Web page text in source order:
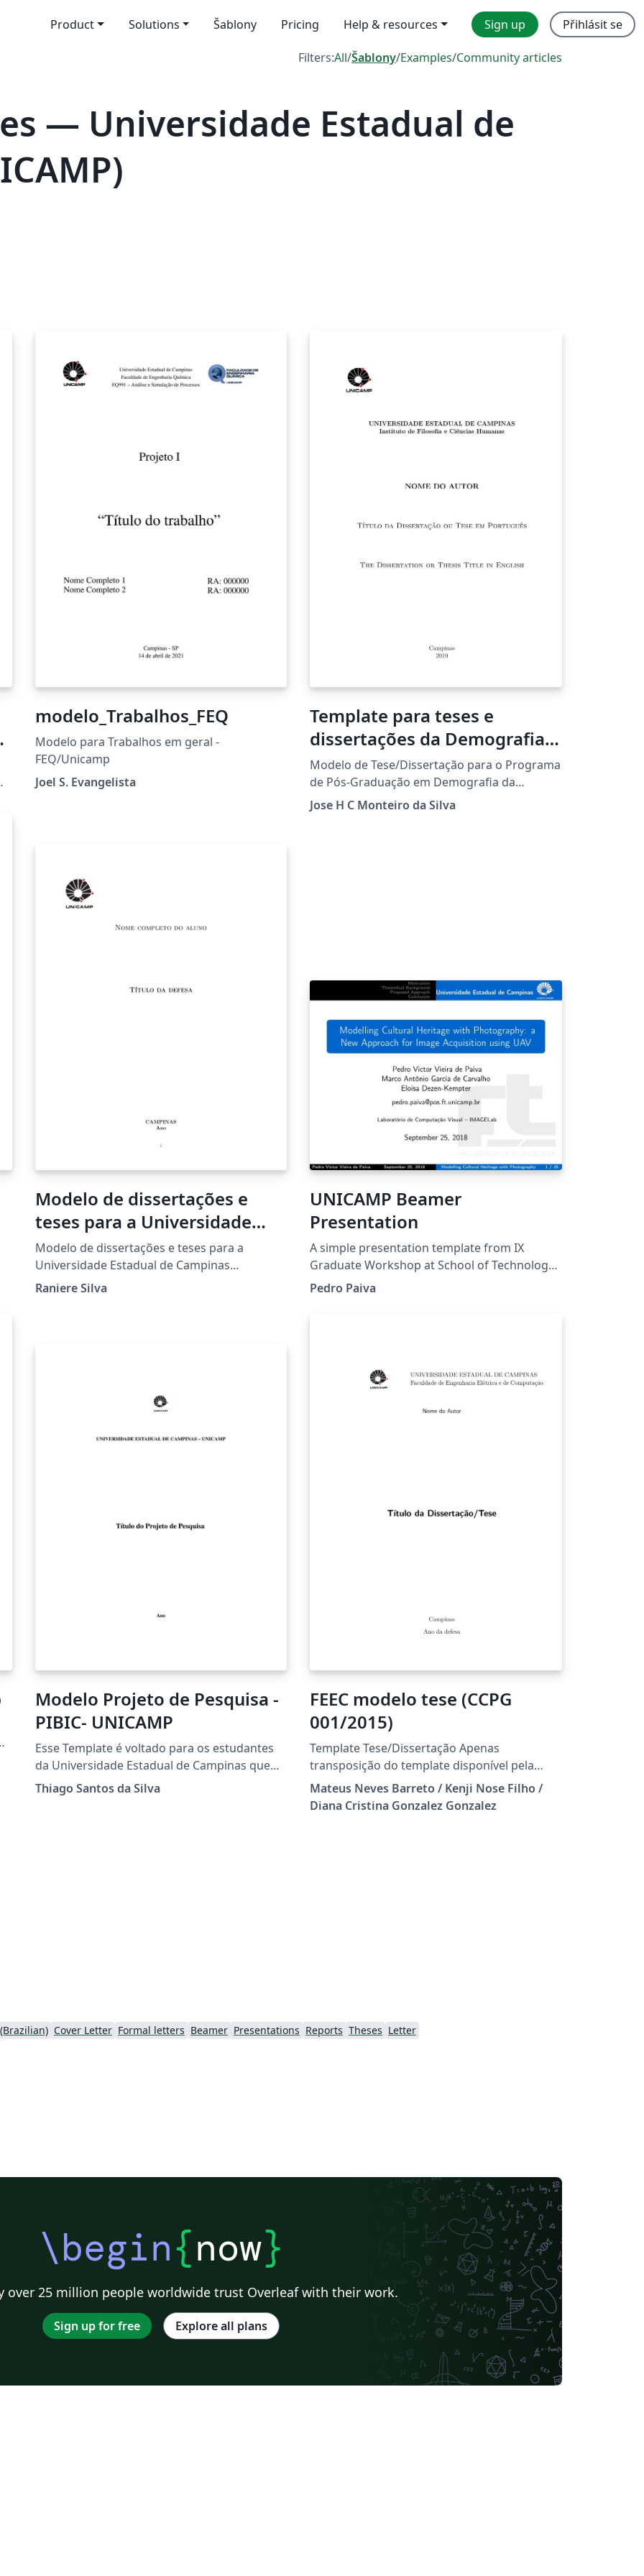
Product Solutions Šablony Pricing Help & resources Sign up Přihlásit se
Filters:All/Šablony/Examples/Community articles
— Universidade Estadual de
modelo_Trabalhos_FEQ
Modelo para Trabalhos em geral -
FEQ/Unicamp
Joel S. Evangelista
Template para teses e
dissertações da Demografia-
IFCH-UNICAMP
Modelo de Tese/Dissertação para o Programa
de Pós-Graduação em Demografia da
UNICAMP.
Jose H C Monteiro da Silva
Modelo de dissertações e
teses para a Universidade
Estadual de Campinas
(UNICAMP)
Modelo de dissertações e teses para a
Universidade Estadual de Campinas
(UNICAMP).
Raniere Silva
UNICAMP Beamer
Presentation
A simple presentation template from IX
Graduate Workshop at School of Technology -
UNICAMP. University of Campinas, Limeira-SP,
Pedro Paiva
Modelo Projeto de Pesquisa -
PIBIC- UNICAMP
Esse Template é voltado para os estudantes
da Universidade Estadual de Campinas que
desejam escrever um projeto PIBIC. Nele está
contido a formatação adequada e logo do
Thiago Santos da Silva
FEEC modelo tese (CCPG
001/2015)
Template Tese/Dissertação Apenas
transposição do template disponível pela
FEEC, com algumas adaptações para o novo
modelo (CCPG 001/2015).
Mateus Neves Barreto / Kenji Nose Filho /
Diana Cristina Gonzalez Gonzalez
Cover Letter Formal letters Beamer Presentations Reports Theses Letter
\begin{now}
over 25 million people worldwide trust Overleaf with their work.
Sign up for free Explore all plans